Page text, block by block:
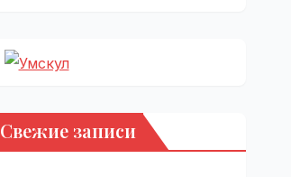
Свежие записи